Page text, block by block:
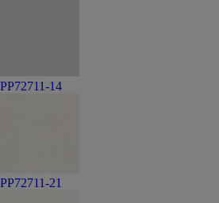
PP72711-14
PP72711-21